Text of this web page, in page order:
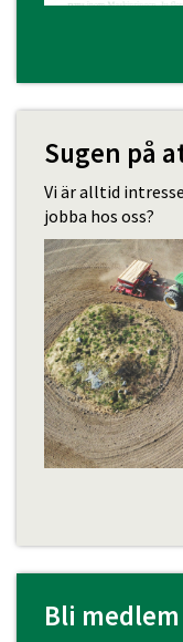
Sugen på
Vi är alltid
jobba hos oss?
Bli